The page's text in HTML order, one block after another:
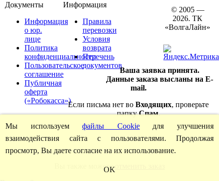
Документы
Информация
о юр.
лице
Политика
конфиденциальности
Пользовательское
соглашение
Публичная
оферта
(«Робокасса»)
Информация
Правила
перевозки
Условия
возврата
Перечень
документов
© 2005 —
2026. ТК
«ВолгаЛайн»
Ваша заявка принята.
Данные заказа высланы на E-
mail.
Если письма нет воВходящих, проверьте
папкуСпам.
Вы также можете
Мы используемфайлы Cookieдля улучшения
взаимодействия сайта с пользователями. Продолжая
просмотр, Вы даете согласие на их использование.
OK